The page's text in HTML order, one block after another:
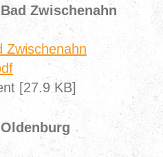
Zwischenahn
Zwischenahn
[27.9 KB]